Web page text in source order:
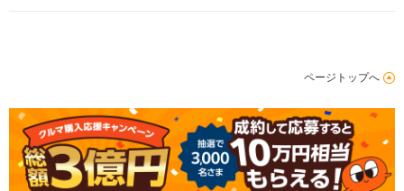
ページトップへ